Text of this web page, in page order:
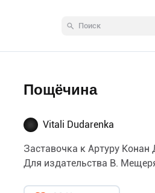
Пощёчина
Vitali Dudarenka
Заставочка к Артуру Конан
Для издательства В.